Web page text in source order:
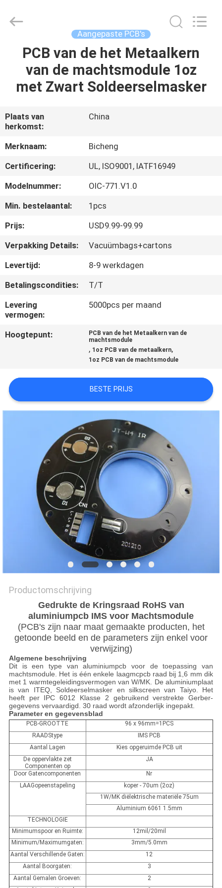
HUIS
PRODUCTEN
VIDEO'S
OVER
ONS
KWALITEITSCONTROLE
NEEM
MET
ONS
GEVALLEN
PRIVACYBELEID
Technology
Aangepaste PCB's
PCB van de het Metaalkern
van de machtsmodule 1oz
met Zwart Soldeerselmasker
Plaats van
herkomst:
China
Merknaam:
Bicheng
Certificering:
UL, ISO9001, IATF16949
Modelnummer:
OIC-771.V1.0
Min. bestelaantal:
1pcs
Prijs:
USD9.99-99.99
Verpakking Details:
Vacuümbags+cartons
Levertijd:
8-9 werkdagen
Betalingscondities:
T/T
Levering
vermogen:
5000pcs per maand
Hoogtepunt:
PCB van de het Metaalkern van de
machtsmodule
, 1oz PCB van de metaalkern,
1oz PCB van de machtsmodule
BESTE PRIJS
Productomschrijving
Gedrukte de Kringsraad RoHS van
aluminiumpcb IMS voor Machtsmodule
(PCB's zijn naar maat gemaakte producten, het
getoonde beeld en de parameters zijn enkel voor
verwijzing)
Algemene beschrijving
Dit is een type van aluminiumpcb voor de toepassing van
machtsmodule. Het is één enkele laagmcpcb raad bij 1,6 mm dik
met 1 warmtegeleidingsvermogen van W/MK. De aluminiumplaat
is van ITEQ, Soldeerselmasker en silkscreen van Taiyo. Het
heeft per IPC 6012 Klasse 2 gebruikend verstrekte Gerber-
gegevens vervaardigd. 30 raad wordt afzonderlijk ingepakt.
Parameter en gegevensblad
PCB-GROOTTE
96 x 96mm=1PCS
RAADStype
IMS PCB
Aantal Lagen
Kies opgeruimde PCB uit
De oppervlakte zet
Componenten op
JA
Door Gatencomponenten
Nr
LAAGopeenstapeling
koper - 70um (2oz)
1W/MK diëlektrische materiële 75um
Aluminium 6061 1.5mm
TECHNOLOGIE
Minimumspoor en Ruimte:
12mil/20mil
Minimum/Maximumgaten:
3mm/5.0mm
Aantal Verschillende Gaten:
12
Aantal Boorgaten:
3
Aantal Gemalen Groeven:
2